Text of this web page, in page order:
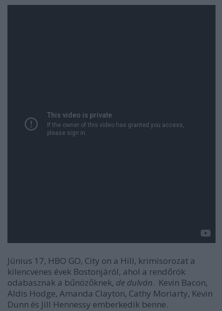
Június 17, HBO GO, City on a Hill, krimisorozat a
kilencvenes évek Bostonjáról, ahol a rendőrök
odabasznak a bűnözőknek, de dulván. Kevin Bacon,
Aldis Hodge, Amanda Clayton, Cathy Moriarty, Kevin
Dunn és Jill Hennessy emberkedik benne.